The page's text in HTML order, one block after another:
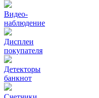
Видео‑
наблюдение
Дисплеи
покупателя
Детекторы
банкнот